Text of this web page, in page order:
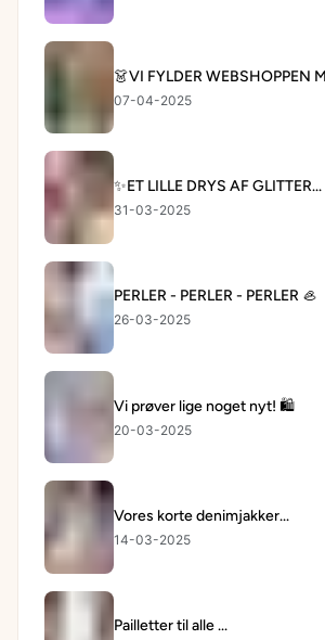
👗VI FYLDER WEBSHOPPEN
07-04-2025
✨ET LILLE DRYS AF GLITTER...
31-03-2025
PERLER - PERLER - PERLER 🦪
26-03-2025
Vi prøver lige noget nyt! 🛍️
20-03-2025
Vores korte denimjakker...
14-03-2025
Pailletter til alle ...